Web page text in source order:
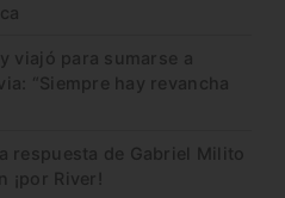
viajó para sumarse a
“Siempre hay revancha
respuesta de Gabriel Milito
River!